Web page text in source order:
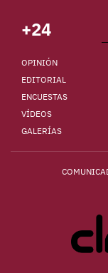
+24
OPINIÓN
EDITORIAL
ENCUESTAS
VÍDEOS
GALERÍAS